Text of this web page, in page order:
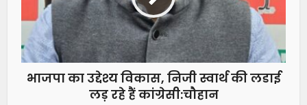
भाजपा का उद्देश्य विकास, निजी स्वार्थ की लडाई
लड़ रहे हैं कांग्रेसी:चौहान